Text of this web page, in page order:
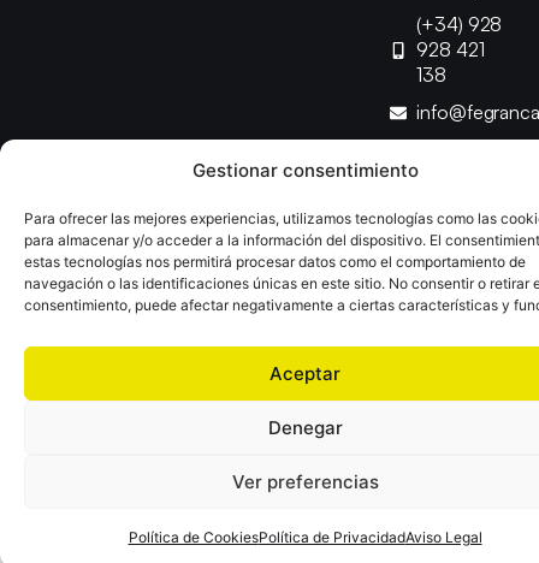
Gestionar consentimiento
Para ofrecer las mejores experiencias, utilizamos tecnologías como las
para almacenar y/o acceder a la información del dispositivo. El
estas tecnologías nos permitirá procesar datos como el comportamiento de
navegación o las identificaciones únicas en este sitio. No consentir o retirar
consentimiento, puede afectar negativamente a ciertas características y
Aceptar
Denegar
Ver preferencias
Política de CookiesPolítica de PrivacidadAviso Legal
(+34) 928
928 421
138
Desarrollado porTOOOLS
Aviso LegalPolítica de CookiesPolítica de Privacidad
Declaración de AccesibilidadPolítica de Ventas